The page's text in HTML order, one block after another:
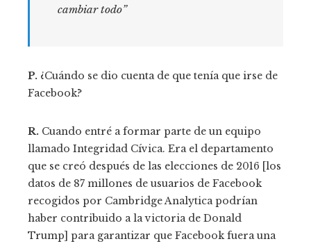
cambiar todo”
P. ¿Cuándo se dio cuenta de que tenía que irse de
Facebook?
R. Cuando entré a formar parte de un equipo
llamado Integridad Cívica. Era el departamento
que se creó después de las elecciones de 2016 [los
datos de 87 millones de usuarios de Facebook
recogidos por Cambridge Analytica podrían
haber contribuido a la victoria de Donald
Trump] para garantizar que Facebook fuera una